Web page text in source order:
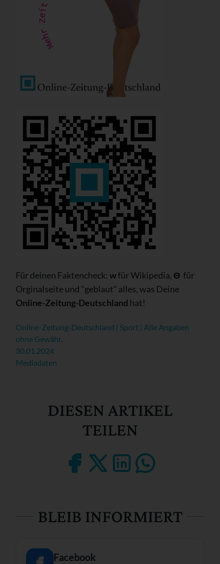
Für deinen Faktencheck: wfür Wikipedia, Θ für
Orginalseite und "geblaut" alles, was Deine
Online-Zeitung-Deutschland hat!
Online-Zeitung-Deutschland | Sport | Alle Angaben
ohne Gewähr.
30.01.2024
Mediadaten
DIESEN ARTIKEL
TEILEN
BLEIB INFORMIERT
Facebook